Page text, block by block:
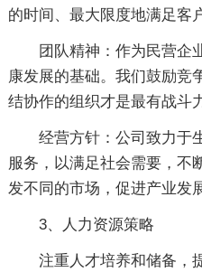
的时间、最大限度地满足客
团队精神：作为民营企
康发展的基础。我们鼓励竞
结协作的组织才是最有战斗
经营方针：公司致力于
服务，以满足社会需要，不
发不同的市场，促进产业发
3、人力资源策略
注重人才培养和储备，